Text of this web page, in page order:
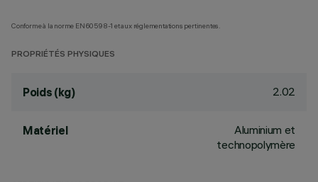
Conforme à la norme EN60598-1 et aux réglementations pertinentes.
PROPRIÉTÉS PHYSIQUES
Poids (kg) 2.02
Matériel
Aluminium et
technopolymère